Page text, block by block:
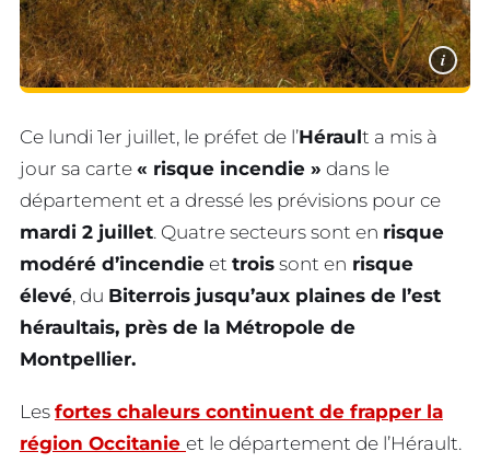
i
Ce lundi 1er juillet, le préfet de l’Hérault a mis à
jour sa carte « risque incendie » dans le
département et a dressé les prévisions pour ce
mardi 2 juillet. Quatre secteurs sont en risque
modéré d’incendie et trois sont en risque
élevé, du Biterrois jusqu’aux plaines de l’est
héraultais, près de la Métropole de
Montpellier.
Les fortes chaleurs continuent de frapper la
région Occitanie et le département de l’Hérault.